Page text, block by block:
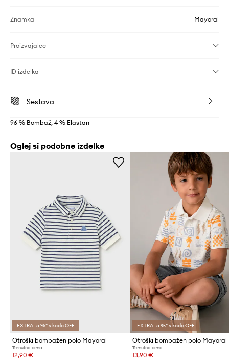
Znamka Mayoral
Proizvajalec
ID izdelka
Sestava
96 % Bombaž, 4 % Elastan
Oglej si podobne izdelke
EXTRA -5 %* s kodo OFF
Otroški bombažen polo Mayoral
Trenutna cena:
12,90 €
EXTRA -5 %* s kodo OFF
Otroški bombažen polo Mayoral
Trenutna cena:
13,90 €